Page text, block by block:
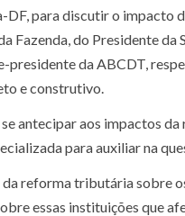
DF, para discutir o impacto
Fazenda, do Presidente da
da ABCDT,
e construtivo.
se antecipar aos impactos
para auxiliar na
reforma tributária sobre
essas instituições que